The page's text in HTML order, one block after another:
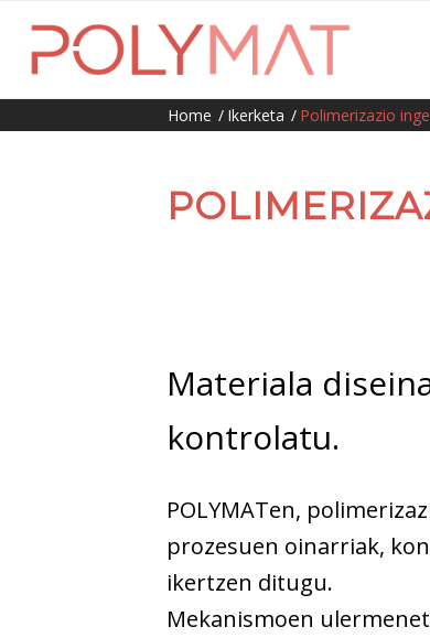
Home / Ikerketa / Polimerizazio
Materiala
kontrolatu.
POLYMATen,
prozesuen oinarriak,
ikertzen ditugu.
Mekanismoen